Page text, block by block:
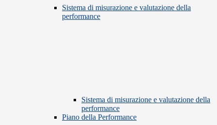
Sistema di misurazione e valutazione della
performance
Sistema di misurazione e valutazione della
performance
Piano della Performance